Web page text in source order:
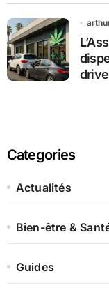
Categories
Actualités
Bien-être &
Guides